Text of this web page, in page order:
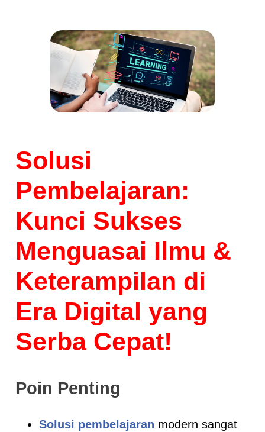
Solusi
Pembelajaran:
Kunci Sukses
Menguasai Ilmu &
Keterampilan di
Era Digital yang
Serba Cepat!
Poin Penting
Solusi pembelajaran modern sangat